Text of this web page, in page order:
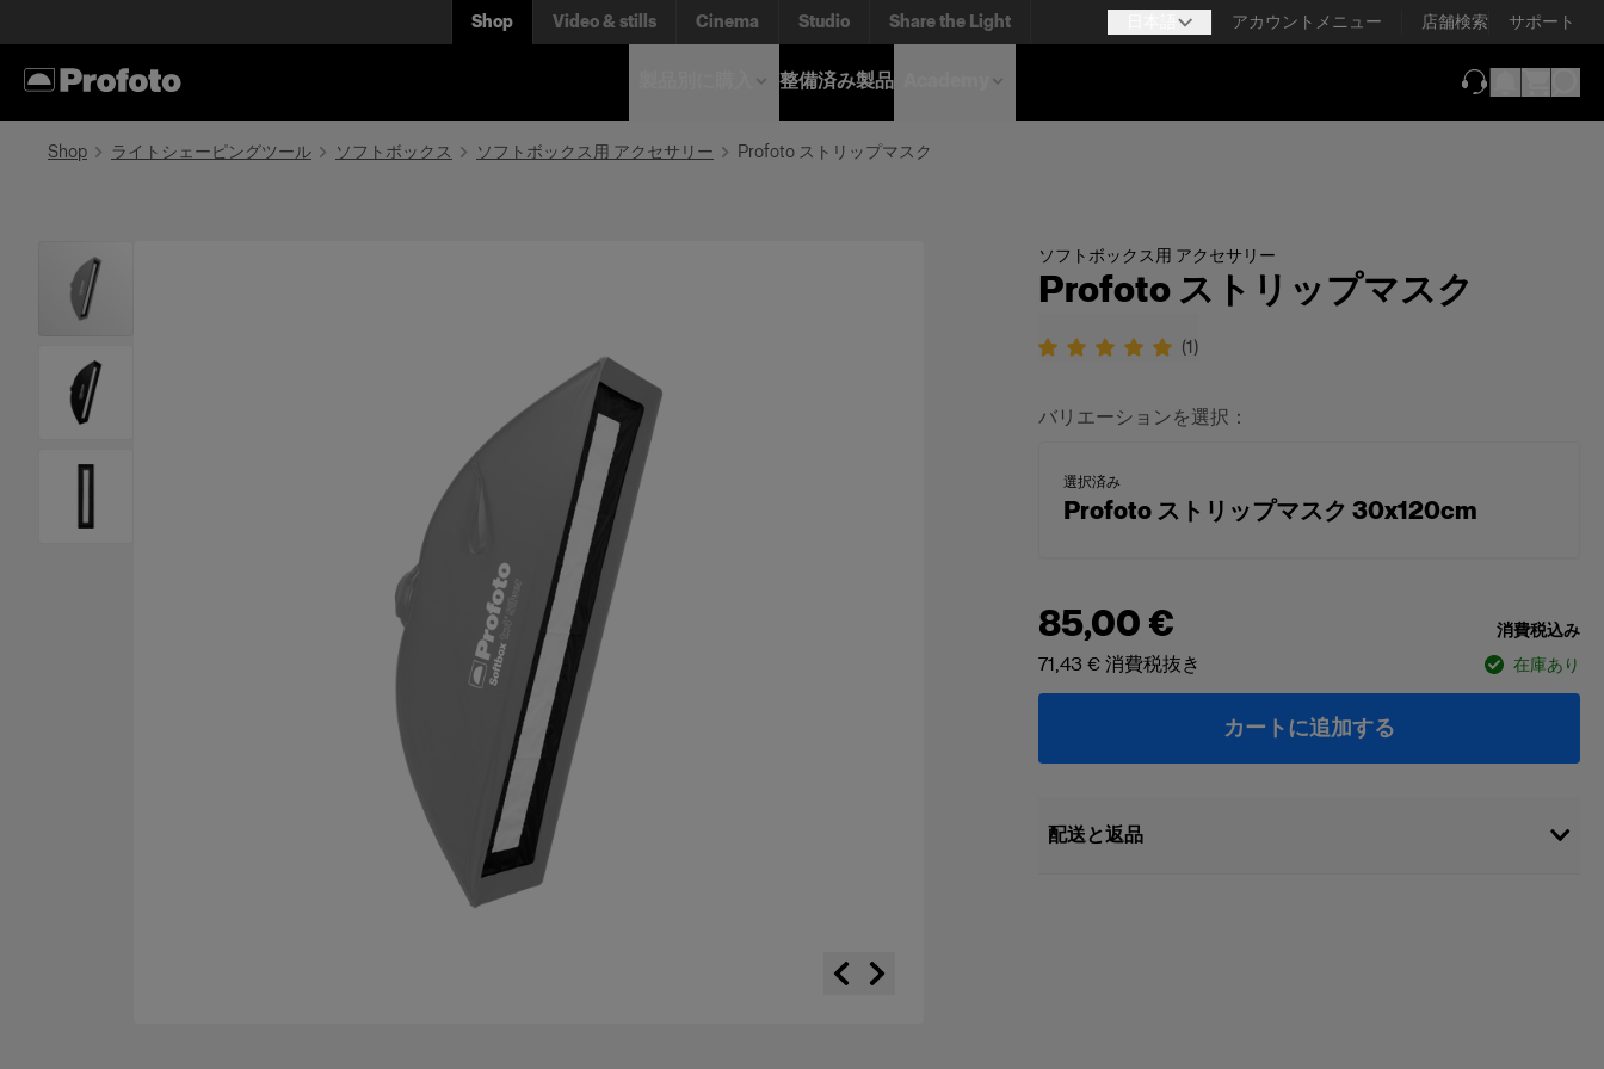
Shop Video & stills Cinema Studio Share the Light アカウントメニュー 店舗検索 サポート
整備済み製品
Shop ライトシェーピングツール ソフトボックス ソフトボックス用 アクセサリー Profoto ストリップマスク
ソフトボックス用 アクセサリー
Profoto ストリップマスク
(1)
バリエーションを選択：
選択済み
Profoto ストリップマスク 30x120cm
85,00 € 消費税込み
71,43 € 消費税抜き 在庫あり
カートに追加する
配送と返品